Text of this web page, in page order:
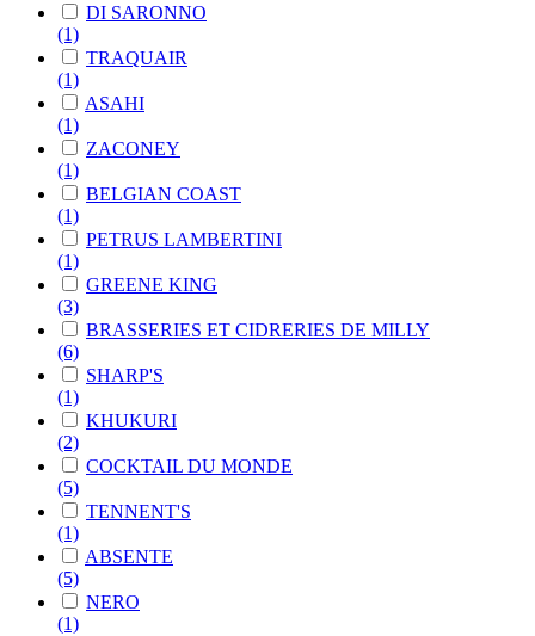
DI SARONNO
(1)
TRAQUAIR
(1)
ASAHI
(1)
ZACONEY
(1)
BELGIAN COAST
(1)
PETRUS LAMBERTINI
(1)
GREENE KING
(3)
BRASSERIES ET CIDRERIES DE MILLY
(6)
SHARP'S
(1)
KHUKURI
(2)
COCKTAIL DU MONDE
(5)
TENNENT'S
(1)
ABSENTE
(5)
NERO
(1)